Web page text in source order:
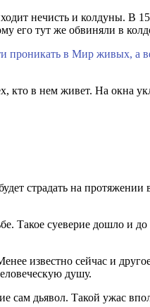
нечисть и колдуны. В
его тут же обвиняли в
проникать в Мир живых, а
кто в нем живет. На окна
страдать на протяжении
Такое суеверие дошло и
известно сейчас и
душу.
сам дьявол. Такой ужас